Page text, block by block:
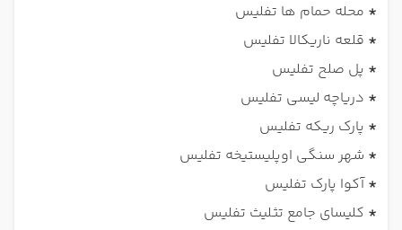
* محله حمام‌ ها تفلیس
* قلعه ناریکالا تفلیس
* پل صلح تفلیس
* دریاچه لیسی تفلیس
* پارک ریکه تفلیس
* شهر سنگی اوپلیستیخه تفلیس
*آکوا پارک تفلیس
* کلیسای جامع تثلیث تفلیس